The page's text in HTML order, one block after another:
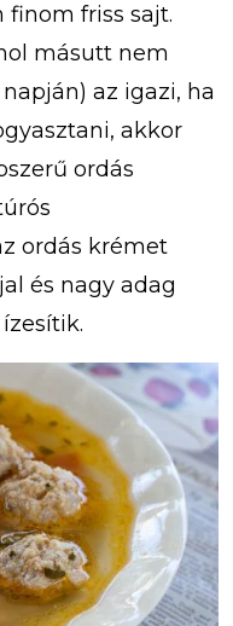
finom friss sajt.
másutt nem
az igazi, ha
akkor
ordás
ordás krémet
és nagy adag